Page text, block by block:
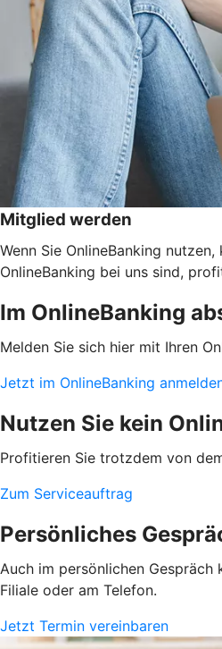
Mitglied werden
Wenn Sie OnlineBanking
OnlineBanking bei uns sind,
Im OnlineBanking
Melden Sie sich hier mit Ihren
Jetzt im OnlineBanking
Nutzen Sie kein
Profitieren Sie trotzdem von
Zum Serviceauftrag
Persönliches
Auch im persönlichen
Filiale oder am Telefon.
Jetzt Termin vereinbaren